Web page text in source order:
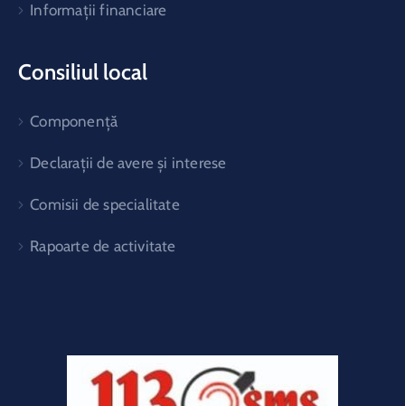
Informații financiare
Consiliul local
Componență
Declarații de avere și interese
Comisii de specialitate
Rapoarte de activitate